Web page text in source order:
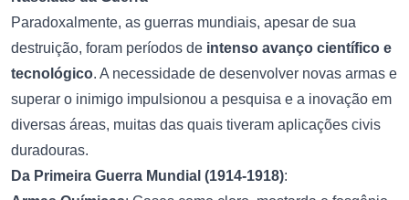
Paradoxalmente, as guerras mundiais, apesar de sua
destruição, foram períodos de intenso avanço científico e
tecnológico. A necessidade de desenvolver novas armas e
superar o inimigo impulsionou a pesquisa e a inovação em
diversas áreas, muitas das quais tiveram aplicações civis
duradouras.
Da Primeira Guerra Mundial (1914-1918):